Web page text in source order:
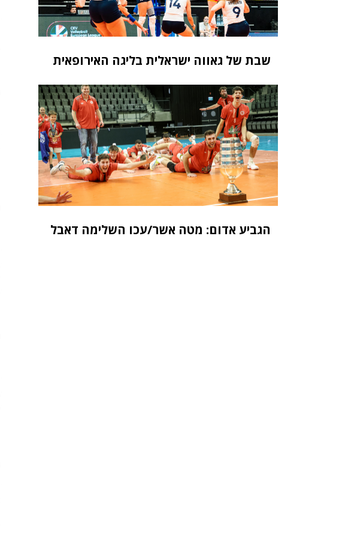
שבת של גאווה ישראלית בליגה האירופאית
הגביע אדום: מטה אשר/עכו השלימה דאבל